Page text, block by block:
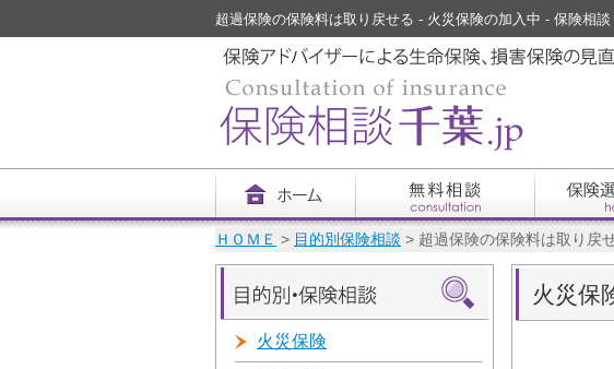
超過保険の保険料は取り戻せる - 火災保険の加入中 - 保険相
ＨＯＭＥ > 目的別保険相談 > 超過保険の保険料は取り戻
火災保
火災保険